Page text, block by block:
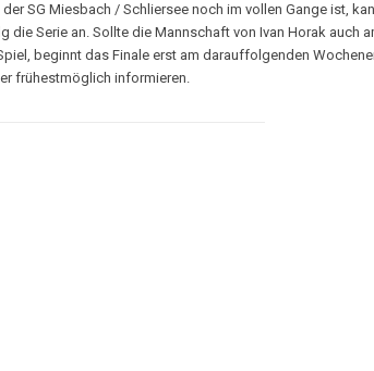
SG Miesbach / Schliersee noch im vollen Gange ist,
Serie an. Sollte die Mannschaft von Ivan Horak auch
beginnt das Finale erst am darauffolgenden
frühestmöglich informieren.